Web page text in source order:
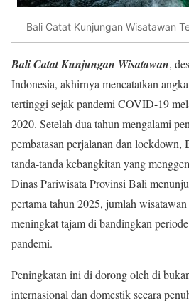
Bali Catat Kunjungan Wisatawan
Bali Catat Kunjungan Wisatawan,
Indonesia, akhirnya mencatatkan
tertinggi sejak pandemi COVID-19
2020. Setelah dua tahun mengalami
pembatasan perjalanan dan
tanda-tanda kebangkitan yang
Dinas Pariwisata Provinsi Bali
pertama tahun 2025, jumlah
meningkat tajam di bandingkan
pandemi.
Peningkatan ini di dorong oleh di
internasional dan domestik secara